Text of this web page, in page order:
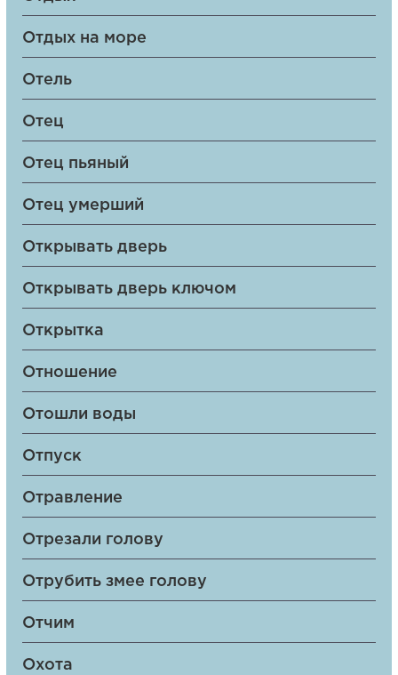
Отдых на море
Отель
Отец
Отец пьяный
Отец умерший
Открывать дверь
Открывать дверь ключом
Открытка
Отношение
Отошли воды
Отпуск
Отравление
Отрезали голову
Отрубить змее голову
Отчим
Охота